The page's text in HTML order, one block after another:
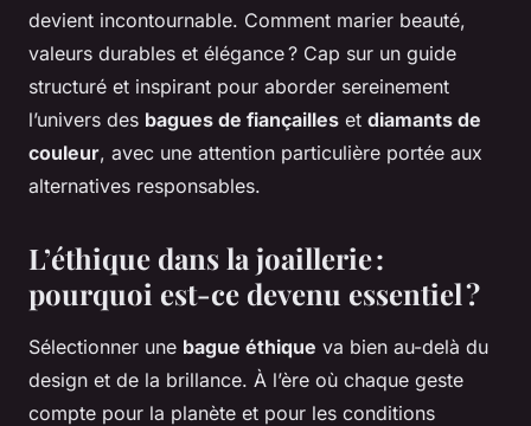
devient incontournable. Comment marier beauté,
valeurs durables et élégance ? Cap sur un guide
structuré et inspirant pour aborder sereinement
l’univers des bagues de fiançailles et diamants de
couleur, avec une attention particulière portée aux
alternatives responsables.
L’éthique dans la joaillerie :
pourquoi est-ce devenu essentiel ?
Sélectionner une bague éthique va bien au-delà du
design et de la brillance. À l’ère où chaque geste
compte pour la planète et pour les conditions